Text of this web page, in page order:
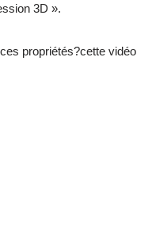
3D ».
propriétés?cette vidéo